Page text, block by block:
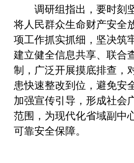
调研组指出，要时刻
将人民群众生命财产安全
项工作抓实抓细，坚决筑
建立健全信息共享、联合
制，广泛开展摸底排查，
患快速整改到位，避免安
加强宣传引导，形成社会
范围，为现代化省域副中
可靠安全保障。